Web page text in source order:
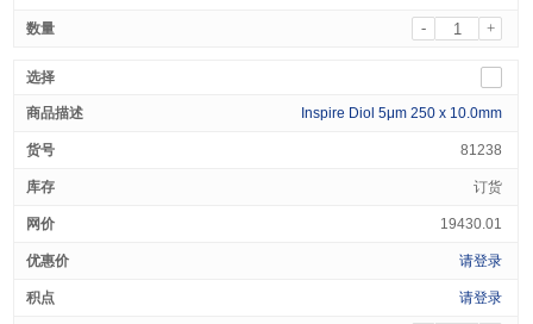
- +
Inspire Diol 5μm 250 x 10.0mm
81238
订货
19430.01
请登录
请登录